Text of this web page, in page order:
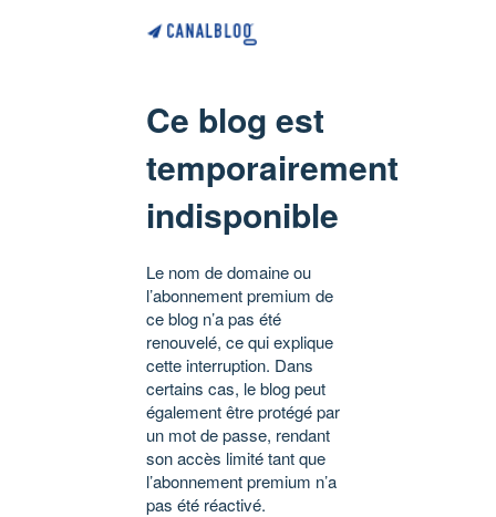
Ce blog est
temporairement
indisponible
Le nom de domaine ou
l’abonnement premium de
ce blog n’a pas été
renouvelé, ce qui explique
cette interruption. Dans
certains cas, le blog peut
également être protégé par
un mot de passe, rendant
son accès limité tant que
l’abonnement premium n’a
pas été réactivé.